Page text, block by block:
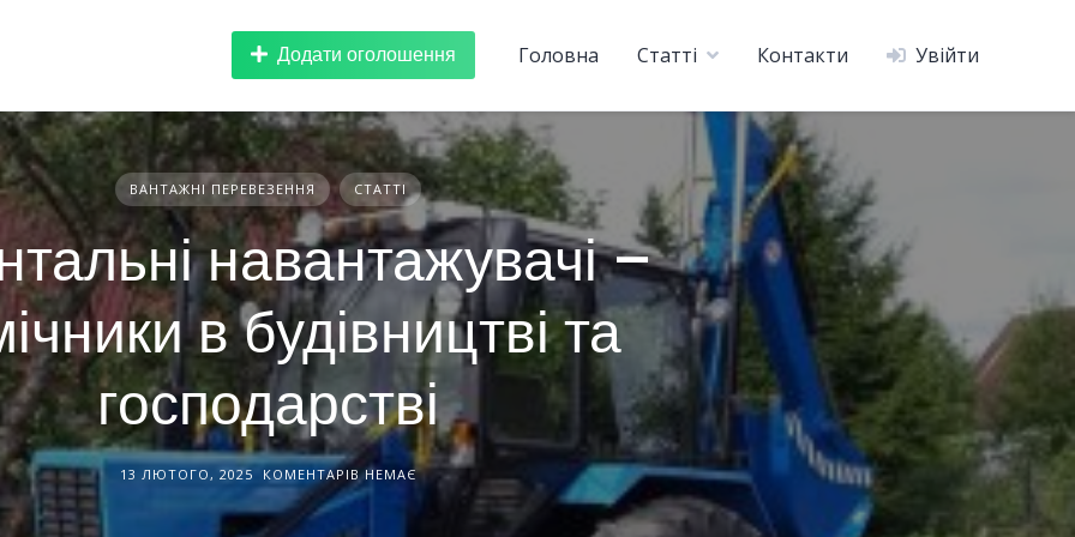
Головна Статті Контакти Увійти
Додати оголошення
ВАНТАЖНІ ПЕРЕВЕЗЕННЯ СТАТТІ
навантажувачі –
в будівництві та
господарстві
13 ЛЮТОГО, 2025 КОМЕНТАРІВ НЕМАЄ